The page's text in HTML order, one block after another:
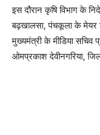
इस दौरान कृषि विभाग के
बढ़खालसा, पंचकूला के मेयर
मुख्यमंत्री के मीडिया सचिव
ओमप्रकाश देवीनगरिया,